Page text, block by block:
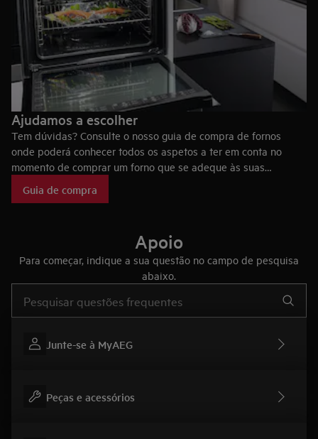
Ajudamos a escolher
Tem dúvidas? Consulte o nosso guia de compra de fornos
onde poderá conhecer todos os aspetos a ter em conta no
momento de comprar um forno que se adeque às suas
fazem deles eletrodomésticos únicos no mercado.
Guia de compra
Apoio
Para começar, indique a sua questão no campo de pesquisa
abaixo.
Junte-se à MyAEG
Peças e acessórios